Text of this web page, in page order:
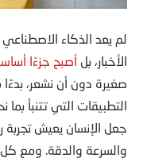
لم يعد الذكاء
الأخبار، بل أصبح جزءًا
صغيرة دون أن نشعر،
التطبيقات التي تتنبأ بما
جعل الإنسان يعيش تجربة
والسرعة والدقة. ومع كل